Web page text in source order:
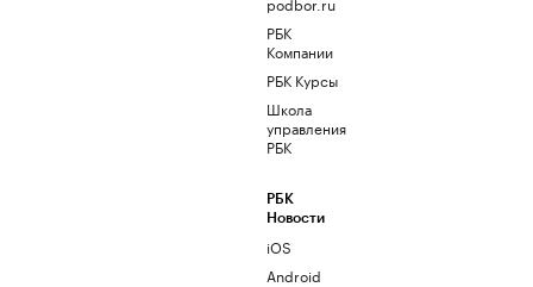
РБК
Компании
РБК Курсы
Школа
управления
РБК
РБК
Новости
iOS
Android